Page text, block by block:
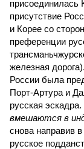
присоединилась
присутствие
и Корее со
преференции
железная
России была
Порт-Артура и
русская эскадра.
вмешаются в
снова направив
русское